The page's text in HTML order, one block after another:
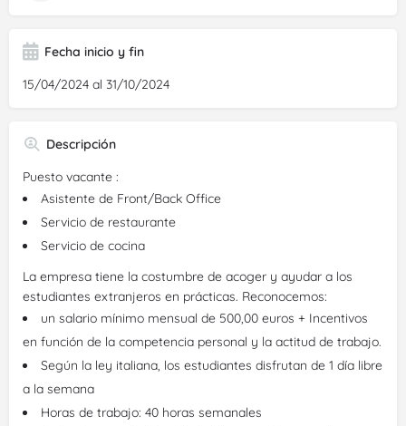
Fecha inicio y fin
15/04/2024 al 31/10/2024
Descripción
Puesto vacante :
Asistente de Front/Back Office
Servicio de restaurante
Servicio de cocina
La empresa tiene la costumbre de acoger y ayudar a los
estudiantes extranjeros en prácticas. Reconocemos:
un salario mínimo mensual de 500,00 euros + Incentivos
en función de la competencia personal y la actitud de trabajo.
Según la ley italiana, los estudiantes disfrutan de 1 día libre
a la semana
Horas de trabajo: 40 horas semanales